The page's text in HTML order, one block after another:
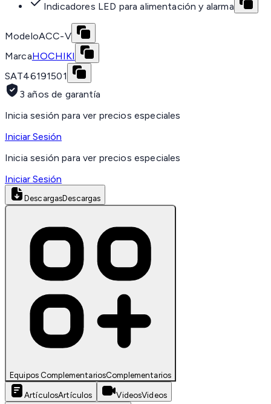
Indicadores LED para alimentación y alarma
ModeloACC-V
MarcaHOCHIKI
SAT46191501
3 años de garantía
Inicia sesión para ver precios especiales
Iniciar Sesión
Inicia sesión para ver precios especiales
Iniciar Sesión
DescargasDescargas
Equipos ComplementariosComplementarios
ArtículosArtículos VideosVideos